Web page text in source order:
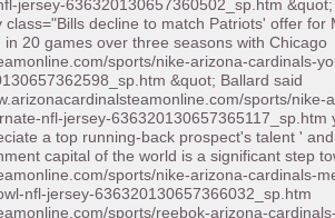
jersey-636320130657360502_sp.htm
class="Bills decline to match Patriots' offer
20 games over three seasons with Chicago
sports/nike-arizona-cardinals-
&quot; Ballard said
sports/
nfl-jersey-636320130657365117_sp.htm
a top running-back prospect's talent '
capital of the world is a significant step
sports/nike-arizona-cardinals-
nfl-jersey-636320130657366032_sp.htm
sports/reebok-arizona-